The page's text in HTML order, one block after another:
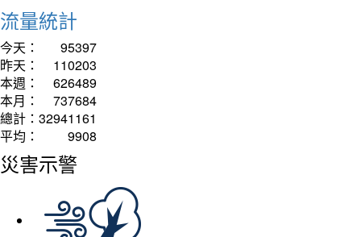
流量統計
今天：
95397
昨天：
110203
本週：
626489
本月：
737684
總計： 32941161
平均：
9908
災害示警